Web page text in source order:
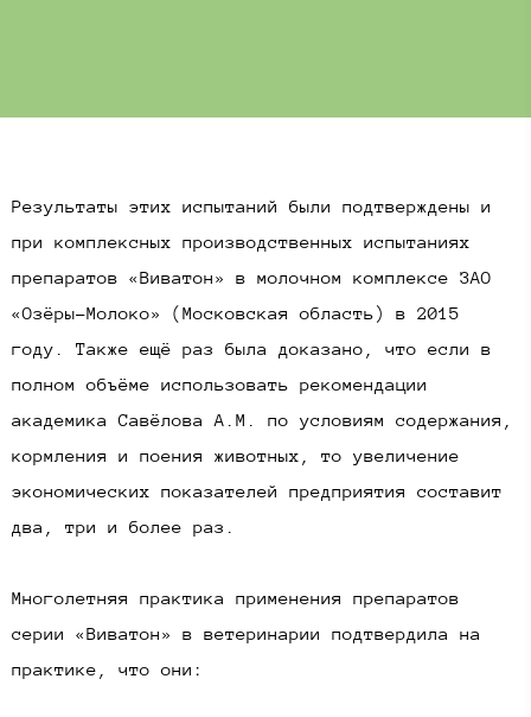
Результаты этих испытаний были подтверждены и
при комплексных производственных испытаниях
препаратов «Виватон» в молочном комплексе ЗАО
«Озёры-Молоко» (Московская область) в 2015
году. Также ещё раз была доказано, что если в
полном объёме использовать рекомендации
академика Савёлова А.М. по условиям содержания,
кормления и поения животных, то увеличение
экономических показателей предприятия составит
два, три и более раз. ​
Многолетняя практика применения препаратов
серии «Виватон» в ветеринарии подтвердила на
практике, что они: